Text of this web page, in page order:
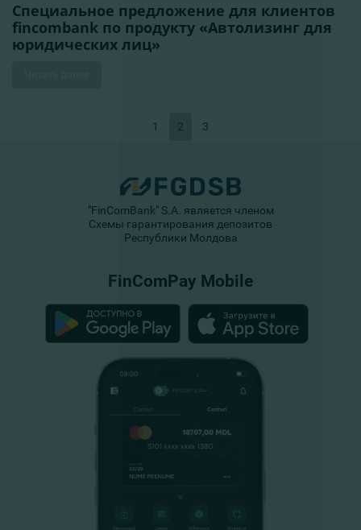
Специальное предложение для клиентов
fincombank по продукту «Автолизинг для
юридических лиц»
1 2 3
"FinComBank" S.A. является членом
Схемы гарантирования депозитов
Республики Молдова
FinComPay Mobile